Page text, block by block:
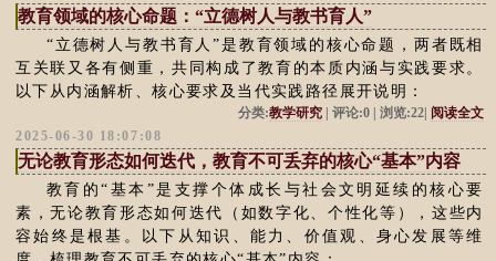
教育领域的核心命题：“立德树人与教书育人”
“立德树人与教书育人”是教育领域的核心命题，两者既相
互关联又各有侧重，共同构成了教育的本质内涵与实践要求。
以下从内涵解析、核心要求及当代实践路径展开说明：
分类:教学研究| 评论:0 | 浏览:22| 阅读全文
2025-06-30 18:07:08
无论教育形态如何迭代，教育不可丢弃的核心“基本”内容
教育的“基本”是支撑个体成长与社会文明延续的核心要
素，无论教育形态如何迭代（如数字化、个性化等），这些内
容始终是根基。以下从知识、能力、价值观、身心发展等维